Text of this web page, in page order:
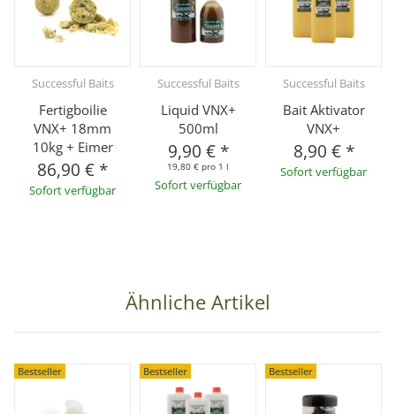
Successful Baits
Fertigboilie
VNX+ 18mm
10kg + Eimer
86,90 € *
Sofort verfügbar
Successful Baits
Liquid VNX+
500ml
9,90 € *
19,80 € pro 1 l
Sofort verfügbar
Successful Baits
Bait Aktivator
VNX+
8,90 € *
Sofort verfügbar
Ähnliche Artikel
Bestseller Bestseller Bestseller